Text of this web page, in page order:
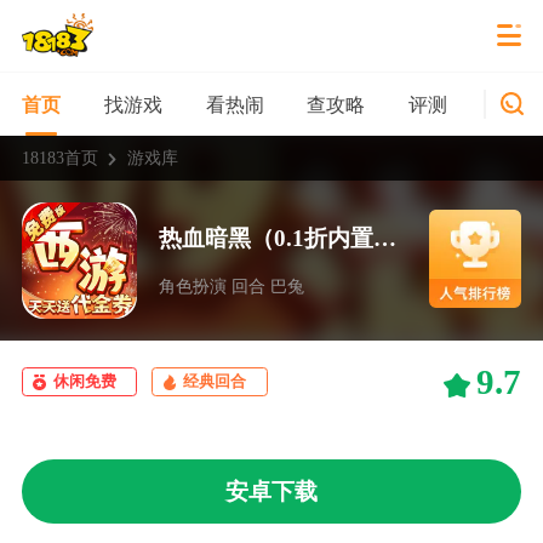
首页 找游戏 看热闹 查攻略 评测 新游
18183首页 游戏库
热血暗黑（0.1折内置免费版）
角色扮演 回合 巴兔
休闲免费 经典回合 9.7
安卓下载